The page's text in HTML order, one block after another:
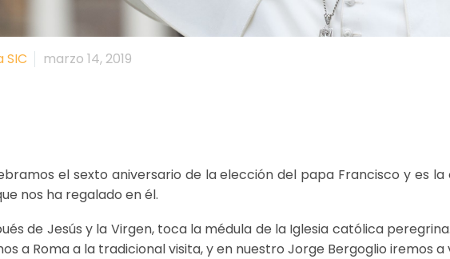
SIC marzo 14, 2019
el sexto aniversario de la elección del papa Francisco y es
nos ha regalado en él.
de Jesús y la Virgen, toca la médula de la Iglesia católica
a Roma a la tradicional visita, y en nuestro Jorge Bergoglio iremos a